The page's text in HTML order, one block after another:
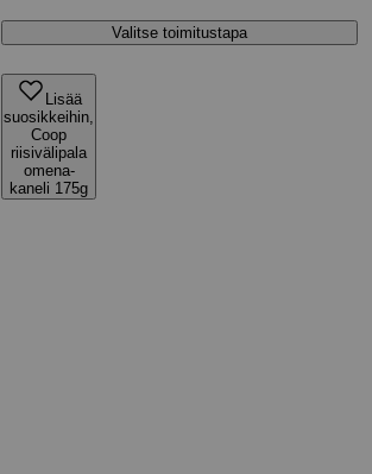
Valitse toimitustapa
Lisää
suosikkeihin,
Coop
riisivälipala
omena-
kaneli 175g